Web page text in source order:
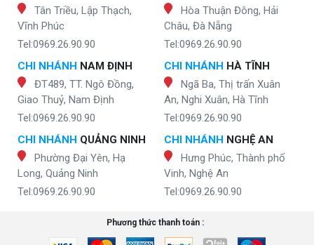
Tân Triều, Lập Thạch,
Vĩnh Phúc
Tel:0969.26.90.90
CHI NHÁNH NAM ĐỊNH
ĐT489, TT. Ngô Đồng,
Giao Thuỷ, Nam Định
Tel:0969.26.90.90
CHI NHÁNH QUẢNG NINH
Phường Đại Yên, Hạ
Long, Quảng Ninh
Tel:0969.26.90.90
Hòa Thuận Đông, Hải
Châu, Đà Nẵng
Tel:0969.26.90.90
CHI NHÁNH HÀ TĨNH
Ngã Ba, Thị trấn Xuân
An, Nghi Xuân, Hà Tĩnh
Tel:0969.26.90.90
CHI NHÁNH NGHỆ AN
Hưng Phúc, Thành phố
Vinh, Nghệ An
Tel:0969.26.90.90
Phương thức thanh toán :